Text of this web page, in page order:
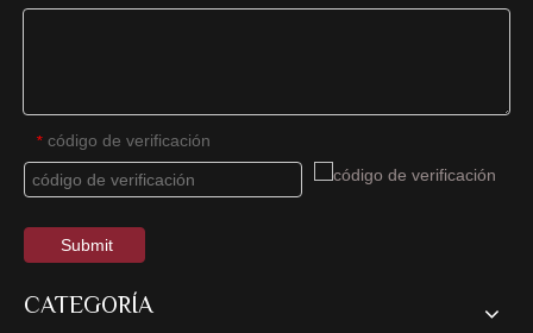
* código de verificación
Submit
CATEGORÍA